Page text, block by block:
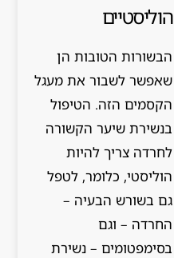
הוליסטיים
הבשורות הטובות הן
שאפשר לשבור את מעגל
הקסמים הזה. הטיפול
בנשירת שיער הקשורה
לחרדה צריך להיות
הוליסטי, כלומר, לטפל
גם בשורש הבעיה –
החרדה – וגם
בסימפטומים – נשירת